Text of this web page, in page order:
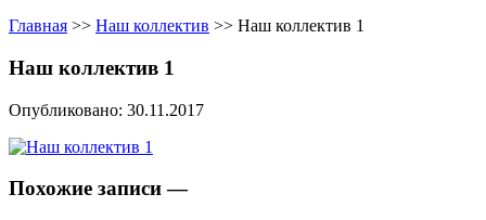
Главная >> Наш коллектив >> Наш коллектив 1
Наш коллектив 1
Опубликовано: 30.11.2017
Похожие записи —